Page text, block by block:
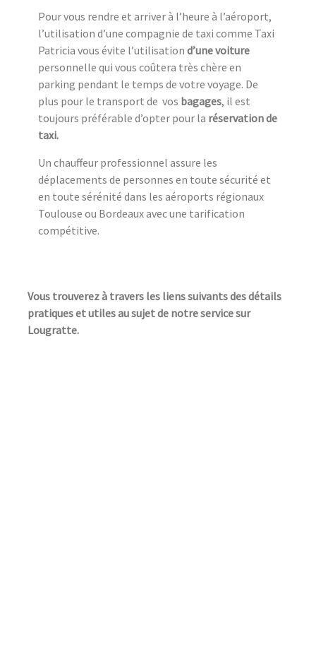
Pour vous rendre et arriver à l’heure à l’aéroport,
l’utilisation d’une compagnie de taxi comme Taxi
Patricia vous évite l’utilisation d’une voiture
personnelle qui vous coûtera très chère en
parking pendant le temps de votre voyage. De
plus pour le transport de vos bagages, il est
toujours préférable d’opter pour la réservation de
taxi.
Un chauffeur professionnel assure les
déplacements de personnes en toute sécurité et
en toute sérénité dans les aéroports régionaux
Toulouse ou Bordeaux avec une tarification
compétitive.
Vous trouverez à travers les liens suivants des détails
pratiques et utiles au sujet de notre service sur
Lougratte.